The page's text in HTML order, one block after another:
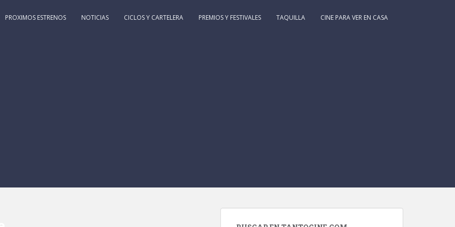
PROXIMOS ESTRENOS NOTICIAS CICLOS Y CARTELERA PREMIOS Y FESTIVALES TAQUILLA CINE PARA VER EN CASA